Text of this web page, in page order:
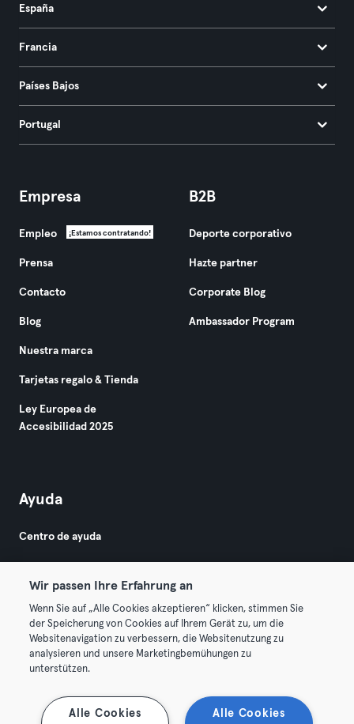
España
Francia
Países Bajos
Portugal
Empresa
Empleo ¡Estamos contratando!
Prensa
Contacto
Blog
Nuestra marca
Tarjetas regalo & Tienda
Ley Europea de
Accesibilidad 2025
B2B
Deporte corporativo
Hazte partner
Corporate Blog
Ambassador Program
Ayuda
Centro de ayuda
© 2026 Urban Sports Group GmbH. All rights reserved.
Términos y condiciones
Rescindir contratos aquí Desistir de contratos aquí
Wir passen Ihre Erfahrung an
Wenn Sie auf „Alle Cookies akzeptieren“ klicken, stimmen Sie
der Speicherung von Cookies auf Ihrem Gerät zu, um die
Websitenavigation zu verbessern, die Websitenutzung zu
analysieren und unsere Marketingbemühungen zu
unterstützen.
Alle Cookies
Alle Cookies